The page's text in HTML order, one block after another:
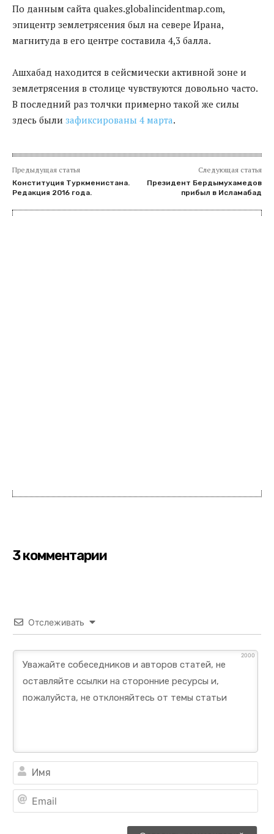
По данным сайта quakes.globalincidentmap.com,
эпицентр землетрясения был на севере Ирана,
магнитуда в его центре составила 4,3 балла.
Ашхабад находится в сейсмически активной зоне и
землетрясения в столице чувствуются довольно часто.
В последний раз толчки примерно такой же силы
здесь были зафиксированы 4 марта.
Предыдущая статья
Конституция Туркменистана.
Редакция 2016 года.
Следующая статья
Президент Бердымухамедов
прибыл в Исламабад
3 комментарии
Отслеживать
2000